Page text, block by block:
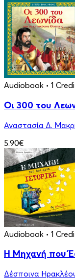
Audiobook • 1
Οι 300 του
Αναστασία Δ.
5.90€
Audiobook • 1
Η Μηχανή που
Δέσποινα